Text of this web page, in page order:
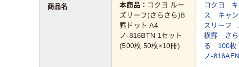
本商品： コクヨ ルー
ズリーフ(さらさら)B
罫ドット A4
ノ-816BTN 1セット
(500枚:50枚×10冊)
コクヨ キ
ス キャン
ズリー
横罫 さら
る 100
ノ-816AEN
商品名